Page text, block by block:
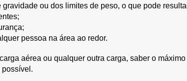
ou dos limites de peso, o que pode
pessoa na área ao redor.
aérea ou qualquer outra carga, saber o
possível.